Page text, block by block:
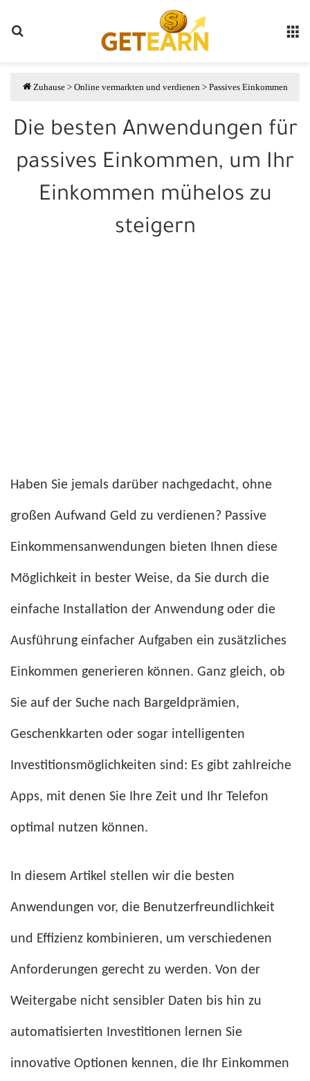
Zuhause > Online vermarkten und verdienen > Passives Einkommen
Die besten Anwendungen für
passives Einkommen, um Ihr
Einkommen mühelos zu
steigern
Haben Sie jemals darüber nachgedacht, ohne
großen Aufwand Geld zu verdienen? Passive
Einkommensanwendungen bieten Ihnen diese
Möglichkeit in bester Weise, da Sie durch die
einfache Installation der Anwendung oder die
Ausführung einfacher Aufgaben ein zusätzliches
Einkommen generieren können. Ganz gleich, ob
Sie auf der Suche nach Bargeldprämien,
Geschenkkarten oder sogar intelligenten
Investitionsmöglichkeiten sind: Es gibt zahlreiche
Apps, mit denen Sie Ihre Zeit und Ihr Telefon
optimal nutzen können.
In diesem Artikel stellen wir die besten
Anwendungen vor, die Benutzerfreundlichkeit
und Effizienz kombinieren, um verschiedenen
Anforderungen gerecht zu werden. Von der
Weitergabe nicht sensibler Daten bis hin zu
automatisierten Investitionen lernen Sie
innovative Optionen kennen, die Ihr Einkommen